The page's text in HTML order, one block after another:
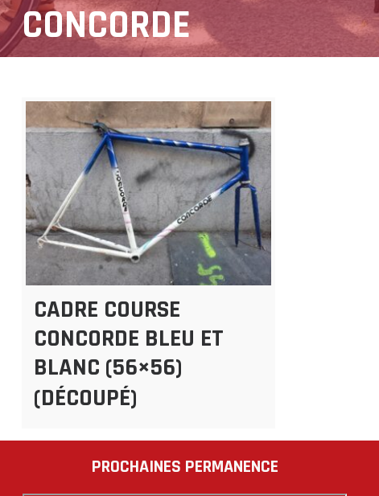
CONCORDE
CADRE COURSE
CONCORDE BLEU ET
BLANC (56×56)
(DÉCOUPÉ)
PROCHAINES PERMANENCE